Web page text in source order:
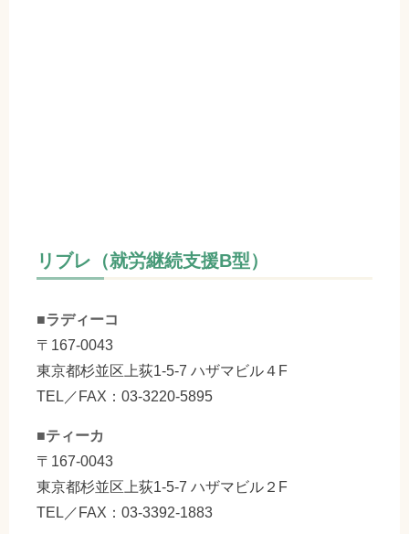
リブレ（就労継続支援B型）
■ラディーコ
〒167-0043
東京都杉並区上荻1-5-7 ハザマビル４F
TEL／FAX：03-3220-5895
■ティーカ
〒167-0043
東京都杉並区上荻1-5-7 ハザマビル２F
TEL／FAX：03-3392-1883